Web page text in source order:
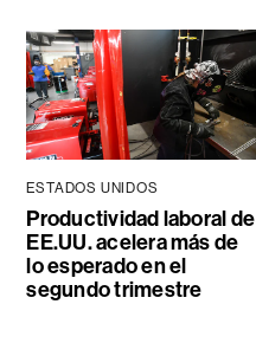
ESTADOS UNIDOS
Productividad laboral de
EE.UU. acelera más de
lo esperado en el
segundo trimestre